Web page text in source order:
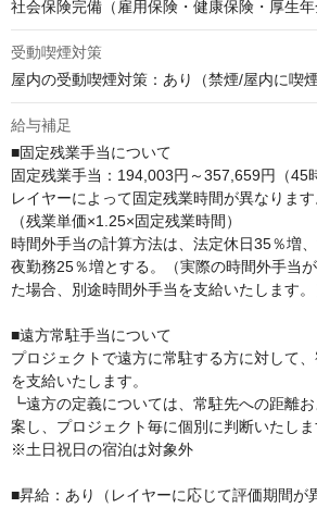
社会保険完備（雇用保険・健康保険・厚生年
受動喫煙対策
屋内の受動喫煙対策：あり（禁煙/屋内に喫煙
給与補足
■固定残業手当について
固定残業手当：194,003円～357,659円（45
レイヤーによって固定残業時間が異なります
（残業単価×1.25×固定残業時間）
時間外手当の計算方法は、法定休日35％増
夜勤務25％増とする。（実際の時間外手当
た場合、別途時間外手当を支給いたします。
■遠方常駐手当について
プロジェクトで遠方に常駐する方に対して
を支給いたします。
┗遠方の定義については、常駐先への距離
案し、プロジェクト毎に個別に判断いたしま
※土日祝日の宿泊は対象外
■昇給：あり（レイヤーに応じて評価期間が